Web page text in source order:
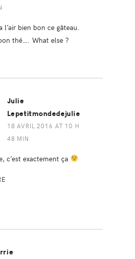
bien bon ce gâteau.
thé…. What else ?
Julie
Lepetitmondedejulie
18 AVRIL 2016 AT 10 H
48 MIN
c’est exactement ça